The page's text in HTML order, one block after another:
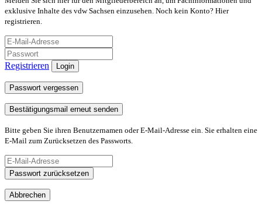
exklusive Inhalte des vdw Sachsen einzusehen. Noch kein Konto? Hier
registrieren.
Registrieren Login
Passwort vergessen
Bestätigungsmail erneut senden
Bitte geben Sie ihren Benutzernamen oder E-Mail-Adresse ein. Sie erhalten eine
E-Mail zum Zurücksetzen des Passworts.
Passwort zurücksetzen
Abbrechen